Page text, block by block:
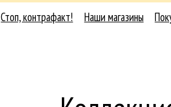
Стоп, контрафакт! Наши магазины